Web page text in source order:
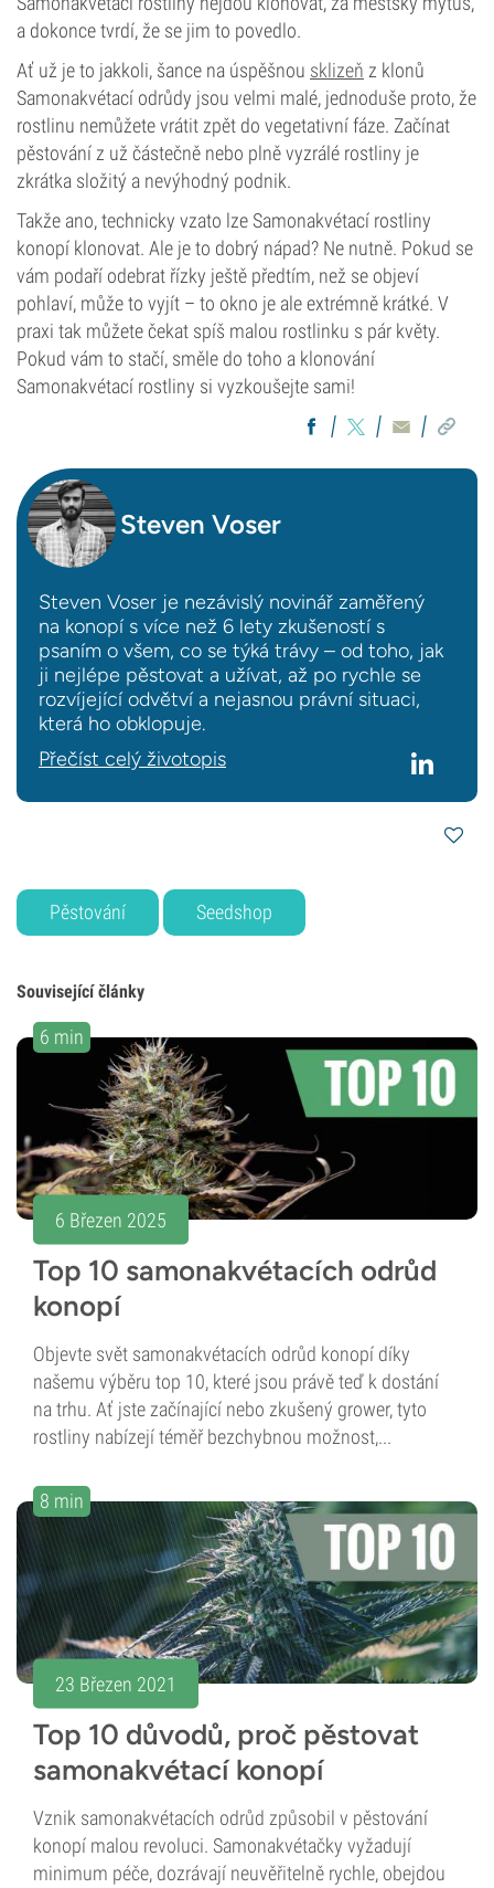
a dokonce tvrdí, že se jim to povedlo.
Ať už je to jakkoli, šance na úspěšnou sklizeň z klonů
Samonakvétací odrůdy jsou velmi malé, jednoduše proto, že
rostlinu nemůžete vrátit zpět do vegetativní fáze. Začínat
pěstování z už částečně nebo plně vyzrálé rostliny je
zkrátka složitý a nevýhodný podnik.
Takže ano, technicky vzato lze Samonakvétací rostliny
konopí klonovat. Ale je to dobrý nápad? Ne nutně. Pokud se
vám podaří odebrat řízky ještě předtím, než se objeví
pohlaví, může to vyjít – to okno je ale extrémně krátké. V
praxi tak můžete čekat spíš malou rostlinku s pár květy.
Pokud vám to stačí, směle do toho a klonování
Samonakvétací rostliny si vyzkoušejte sami!
Steven Voser
Steven Voser je nezávislý novinář zaměřený
na konopí s více než 6 lety zkušeností s
psaním o všem, co se týká trávy – od toho, jak
ji nejlépe pěstovat a užívat, až po rychle se
rozvíjející odvětví a nejasnou právní situaci,
která ho obklopuje.
Přečíst celý životopis
Pěstování Seedshop
Související články
6 min
6 Březen 2025
Top 10 samonakvétacích odrůd
konopí
Objevte svět samonakvétacích odrůd konopí díky
našemu výběru top 10, které jsou právě teď k dostání
na trhu. Ať jste začínající nebo zkušený grower, tyto
rostliny nabízejí téměř bezchybnou možnost,...
8 min
23 Březen 2021
Top 10 důvodů, proč pěstovat
samonakvétací konopí
Vznik samonakvétacích odrůd způsobil v pěstování
konopí malou revoluci. Samonakvétačky vyžadují
minimum péče, dozrávají neuvěřitelně rychle, obejdou